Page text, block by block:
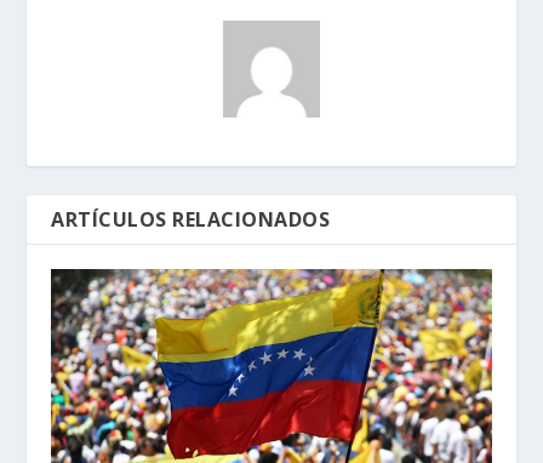
ARTÍCULOS RELACIONADOS